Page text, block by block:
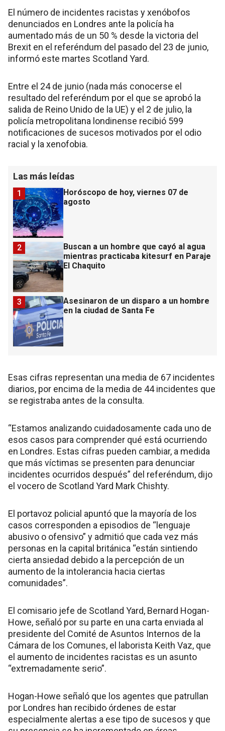
El número de incidentes racistas y xenóbofos
denunciados en Londres ante la policía ha
aumentado más de un 50 % desde la victoria del
Brexit en el referéndum del pasado del 23 de junio,
informó este martes Scotland Yard.
Entre el 24 de junio (nada más conocerse el
resultado del referéndum por el que se aprobó la
salida de Reino Unido de la UE) y el 2 de julio, la
policía metropolitana londinense recibió 599
notificaciones de sucesos motivados por el odio
racial y la xenofobia.
Las más leídas
Horóscopo de hoy, viernes 07 de
agosto
1
Buscan a un hombre que cayó al agua
mientras practicaba kitesurf en Paraje
El Chaquito
2
Asesinaron de un disparo a un hombre
en la ciudad de Santa Fe
3
Esas cifras representan una media de 67 incidentes
diarios, por encima de la media de 44 incidentes que
se registraba antes de la consulta.
“Estamos analizando cuidadosamente cada uno de
esos casos para comprender qué está ocurriendo
en Londres. Estas cifras pueden cambiar, a medida
que más víctimas se presenten para denunciar
incidentes ocurridos después” del referéndum, dijo
el vocero de Scotland Yard Mark Chishty.
El portavoz policial apuntó que la mayoría de los
casos corresponden a episodios de “lenguaje
abusivo o ofensivo” y admitió que cada vez más
personas en la capital británica “están sintiendo
cierta ansiedad debido a la percepción de un
aumento de la intolerancia hacia ciertas
comunidades”.
El comisario jefe de Scotland Yard, Bernard Hogan-
Howe, señaló por su parte en una carta enviada al
presidente del Comité de Asuntos Internos de la
Cámara de los Comunes, el laborista Keith Vaz, que
el aumento de incidentes racistas es un asunto
“extremadamente serio”.
Hogan-Howe señaló que los agentes que patrullan
por Londres han recibido órdenes de estar
especialmente alertas a ese tipo de sucesos y que